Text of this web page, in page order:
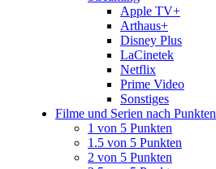
Apple TV+
Arthaus+
Disney Plus
LaCinetek
Netflix
Prime Video
Sonstiges
Filme und Serien nach Punkten
1 von 5 Punkten
1.5 von 5 Punkten
2 von 5 Punkten